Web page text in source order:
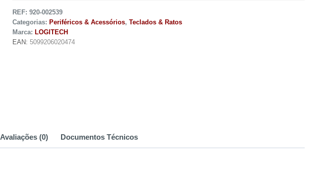
REF: 920-002539
Categorias: Periféricos & Acessórios, Teclados & Ratos
Marca: LOGITECH
EAN: 5099206020474
Avaliações (0) Documentos Técnicos